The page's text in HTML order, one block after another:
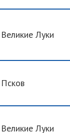
Великие Луки
Псков
Великие Луки